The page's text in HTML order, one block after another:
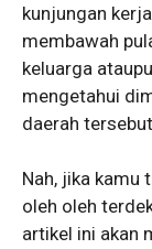
kunjungan
membawah
keluarga
mengetahui
daerah
Nah, jika kamu
oleh oleh
artikel ini akan